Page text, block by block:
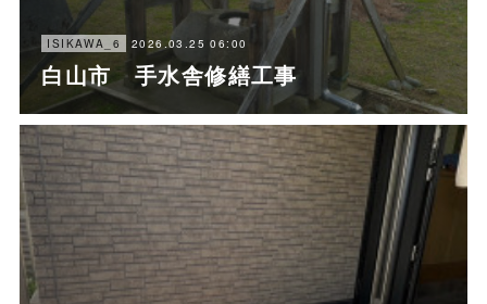
ISIKAWA_6 2026.03.25 06:00
白山市 手水舎修繕工事